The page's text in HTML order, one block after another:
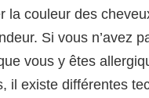
la couleur des
Si vous n’avez
vous y êtes
il existe différentes